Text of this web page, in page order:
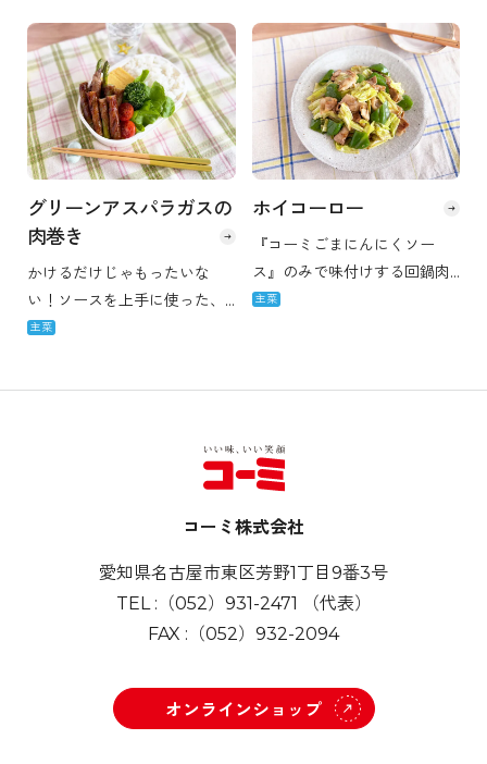
い！
みが濃厚です。
グリーンアスパラガスの
肉巻き
かけるだけじゃもったいな
い！ソースを上手に使った、
簡単なのに、コク深くおいし
主菜
ホイコーロー
『コーミごまにんにくソー
ス』のみで味付けする回鍋肉
です。 味つけは調味料1つで
主菜
コーミ株式会社
愛知県名古屋市東区芳野1丁目9番3号
TEL : （052）931-2471 （代表）
FAX : （052）932-2094
オンラインショップ